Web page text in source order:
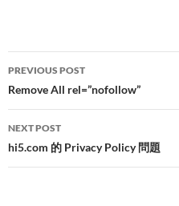
Post
navigation
PREVIOUS POST
Remove All rel=”nofollow”
NEXT POST
hi5.com 的 Privacy Policy 問題